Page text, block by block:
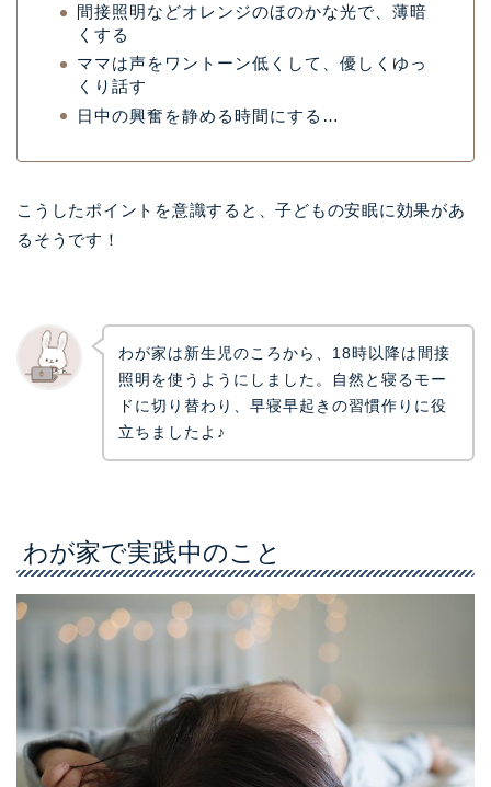
間接照明などオレンジのほのかな光で、薄暗
くする
ママは声をワントーン低くして、優しくゆっ
くり話す
日中の興奮を静める時間にする…
こうしたポイントを意識すると、子どもの安眠に効果があ
るそうです！
わが家は新生児のころから、18時以降は間接
照明を使うようにしました。自然と寝るモー
ドに切り替わり、早寝早起きの習慣作りに役
立ちましたよ♪
わが家で実践中のこと